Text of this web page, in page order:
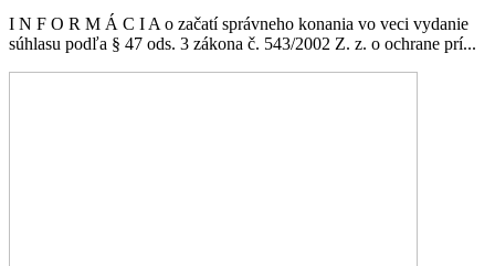
I N F O R M Á C I A o začatí správneho konania vo veci vydanie
súhlasu podľa § 47 ods. 3 zákona č. 543/2002 Z. z. o ochrane prí...